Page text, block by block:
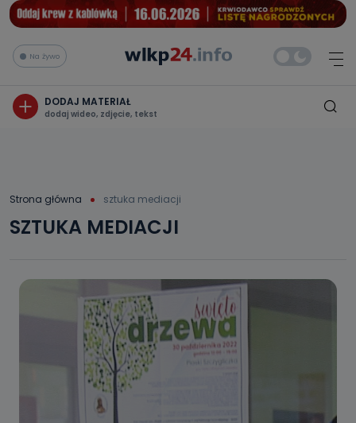
Na żywo
DODAJ MATERIAŁ
dodaj wideo, zdjęcie, tekst
Strona główna sztuka mediacji
SZTUKA MEDIACJI